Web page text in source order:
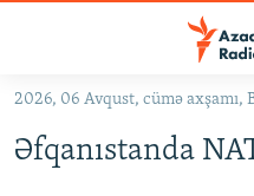
Əsas
qayıt
#İZAHLA
2026, 06 Avqust, cümə axşamı,
Əfqanıstanda